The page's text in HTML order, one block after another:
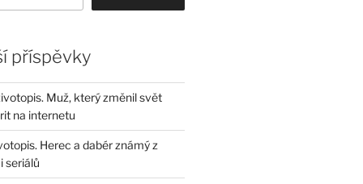
příspěvky
Muž, který změnil svět
na internetu
Herec a dabér známý z
seriálů